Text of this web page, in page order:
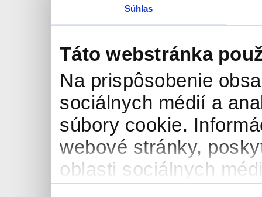
Súhlas
Táto webstránka
Na prispôsobenie
sociálnych médií a
súbory cookie.
webové stránky,
oblasti sociálnych